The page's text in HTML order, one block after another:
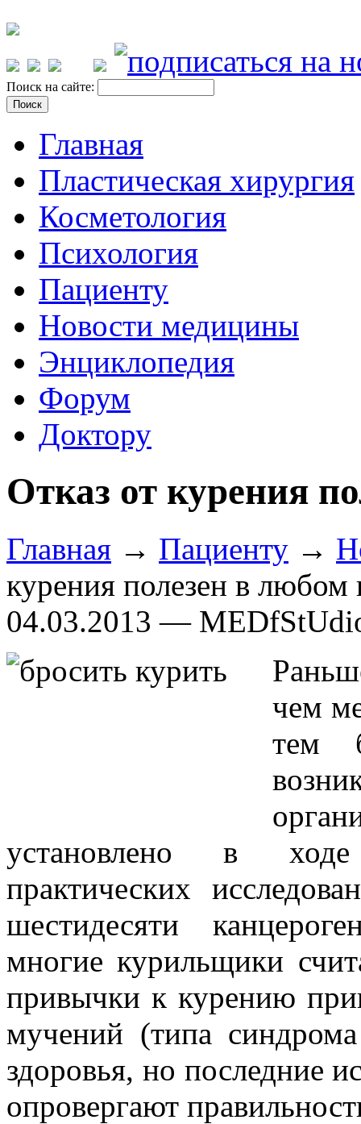
Поиск на сайте:
Главная
Пластическая хирургия
Косметология
Психология
Пациенту
Новости медицины
Энциклопедия
Форум
Доктору
Отказ от курения
Главная → Пациенту →
курения полезен в любом
04.03.2013 —
чем
тем
установлено в
практических
шестидесяти
многие курильщики
привычки к курению
мучений (типа
здоровья, но последние
опровергают